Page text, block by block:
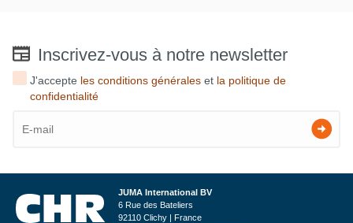
Inscrivez-vous à notre newsletter
J'accepte les conditions générales et la politique de
confidentialité
JUMA International BV
6 Rue des Bateliers
92110 Clichy | France